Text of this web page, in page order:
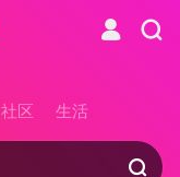
社区 生活